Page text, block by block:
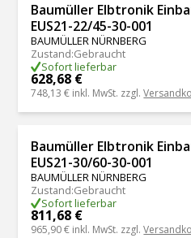
Baumüller Elbtronik
EUS21-22/45-30-001
BAUMÜLLER NÜRNBERG
Zustand:Gebraucht
Sofort lieferbar
628,68 €
748,13 € inkl. MwSt. zzgl.
Baumüller Elbtronik
EUS21-30/60-30-001
BAUMÜLLER NÜRNBERG
Zustand:Gebraucht
Sofort lieferbar
811,68 €
965,90 € inkl. MwSt. zzgl.